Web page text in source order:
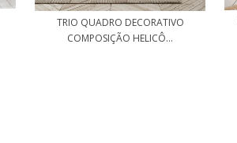
TRIO QUADRO DECORATIVO
COMPOSIÇÃO HELICÔ...